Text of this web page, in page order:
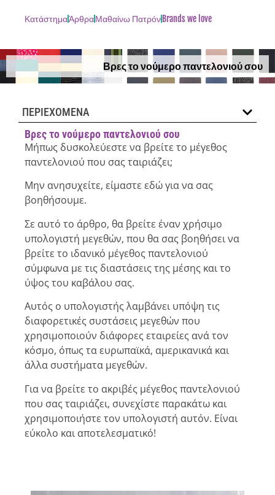
ΚατάστημαΆρθραΜαθαίνω Πατρόν Brands we love
Βρες το νούμερο παντελονιού σου
ΠΕΡΙΕΧΟΜΕΝΑ
Βρες το νούμερο παντελονιού σου
Μήπως δυσκολεύεστε να βρείτε το μέγεθος
παντελονιού που σας ταιριάζει;
Μην ανησυχείτε, είμαστε εδώ για να σας
βοηθήσουμε.
Σε αυτό το άρθρο, θα βρείτε έναν χρήσιμο
υπολογιστή μεγεθών, που θα σας βοηθήσει να
βρείτε το ιδανικό μέγεθος παντελονιού
σύμφωνα με τις διαστάσεις της μέσης και το
ύψος του καβάλου σας.
Αυτός ο υπολογιστής λαμβάνει υπόψη τις
διαφορετικές συστάσεις μεγεθών που
χρησιμοποιούν διάφορες εταιρείες ανά τον
κόσμο, όπως τα ευρωπαϊκά, αμερικανικά και
άλλα συστήματα μεγεθών.
Για να βρείτε το ακριβές μέγεθος παντελονιού
που σας ταιριάζει, συνεχίστε παρακάτω και
χρησιμοποιήστε τον υπολογιστή αυτόν. Είναι
εύκολο και αποτελεσματικό!